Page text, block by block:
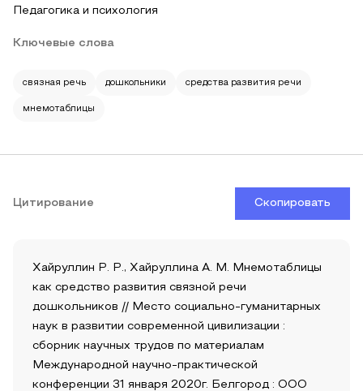
Педагогика и психология
Ключевые слова
связная речь дошкольники средства развития речи
мнемотаблицы
Цитирование Скопировать
Хайруллин Р. Р., Хайруллина А. М. Мнемотаблицы
как средство развития связной речи
дошкольников // Место социально-гуманитарных
наук в развитии современной цивилизации :
сборник научных трудов по материалам
Международной научно-практической
конференции 31 января 2020г. Белгород : ООО